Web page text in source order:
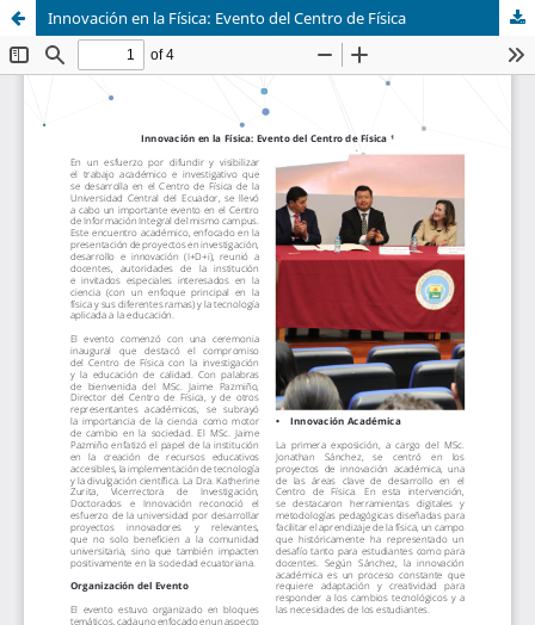
Innovación en la Física: Evento del Centro de Física